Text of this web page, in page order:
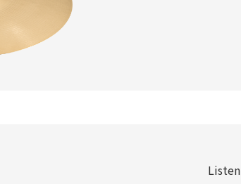
Listen